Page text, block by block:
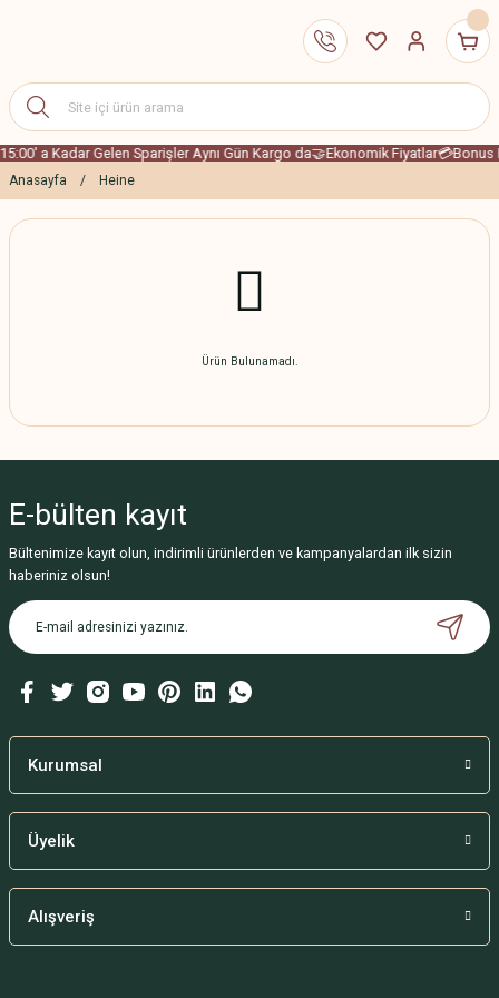
a Kadar Gelen Sparişler Aynı Gün Kargo da🤝Ekonomik Fiyatlar💳Bonus
Anasayfa Heine
Ürün Bulunamadı.
E-bülten kayıt
Bültenimize kayıt olun, indirimli ürünlerden ve kampanyalardan ilk sizin
haberiniz olsun!
Kurumsal
Üyelik
Alışveriş